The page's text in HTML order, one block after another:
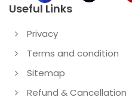
Useful Links
Privacy
Terms and condition
Sitemap
Refund & Cancellation